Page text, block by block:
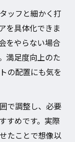
ッフと細かく打
を具体化できま
をやらない場合
満足度向上のた
の配置にも気を
で調整し、必要
すめです。実際
たことで想像以